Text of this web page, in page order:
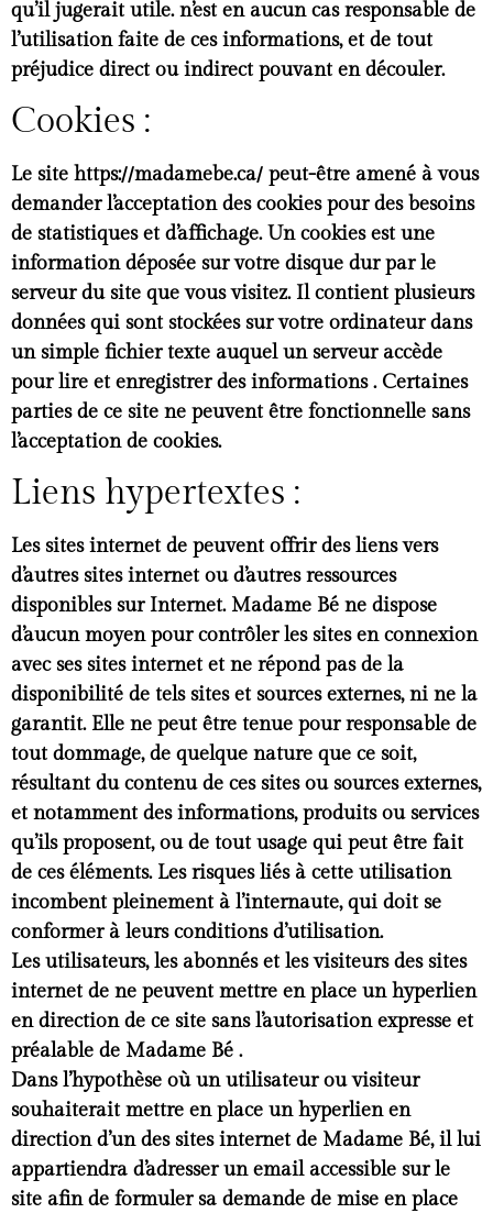
qu’il jugerait utile. n’est en aucun cas responsable de
l’utilisation faite de ces informations, et de tout
préjudice direct ou indirect pouvant en découler.
Cookies :
Le site https://madamebe.ca/ peut-être amené à vous
demander l’acceptation des cookies pour des besoins
de statistiques et d’affichage. Un cookies est une
information déposée sur votre disque dur par le
serveur du site que vous visitez. Il contient plusieurs
données qui sont stockées sur votre ordinateur dans
un simple fichier texte auquel un serveur accède
pour lire et enregistrer des informations . Certaines
parties de ce site ne peuvent être fonctionnelle sans
l’acceptation de cookies.
Liens hypertextes :
Les sites internet de peuvent offrir des liens vers
d’autres sites internet ou d’autres ressources
disponibles sur Internet. Madame Bé ne dispose
d’aucun moyen pour contrôler les sites en connexion
avec ses sites internet et ne répond pas de la
disponibilité de tels sites et sources externes, ni ne la
garantit. Elle ne peut être tenue pour responsable de
tout dommage, de quelque nature que ce soit,
résultant du contenu de ces sites ou sources externes,
et notamment des informations, produits ou services
qu’ils proposent, ou de tout usage qui peut être fait
de ces éléments. Les risques liés à cette utilisation
incombent pleinement à l’internaute, qui doit se
conformer à leurs conditions d’utilisation.
Les utilisateurs, les abonnés et les visiteurs des sites
internet de ne peuvent mettre en place un hyperlien
en direction de ce site sans l’autorisation expresse et
préalable de Madame Bé .
Dans l’hypothèse où un utilisateur ou visiteur
souhaiterait mettre en place un hyperlien en
direction d’un des sites internet de Madame Bé, il lui
appartiendra d’adresser un email accessible sur le
site afin de formuler sa demande de mise en place